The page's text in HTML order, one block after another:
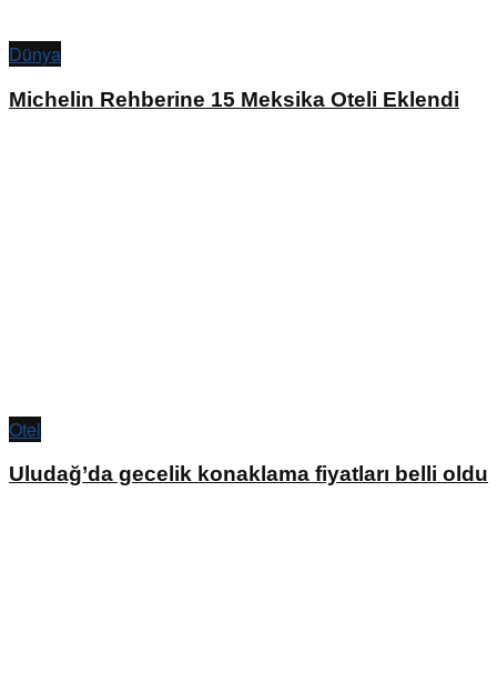
Dünya
Michelin Rehberine 15 Meksika Oteli Eklendi
Otel
Uludağ’da gecelik konaklama fiyatları belli oldu